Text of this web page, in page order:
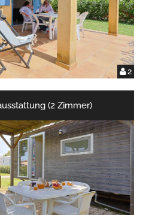
2
(2 Zimmer)